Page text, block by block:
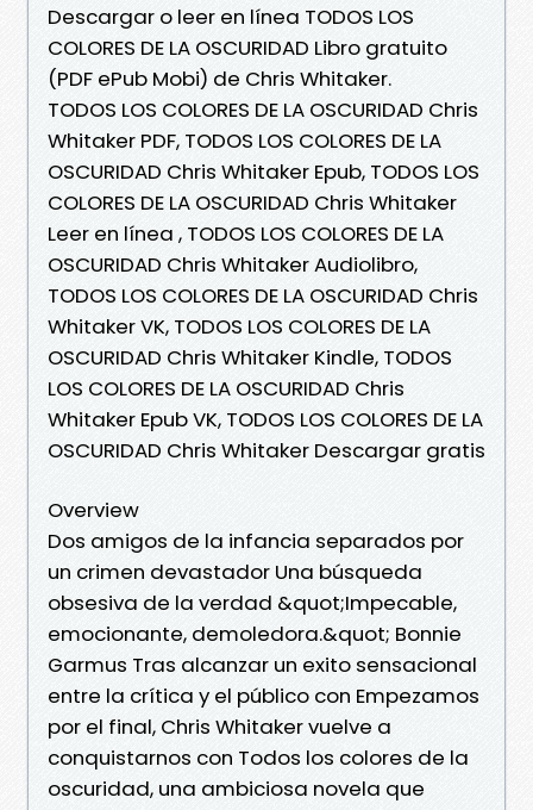
Descargar o leer en línea TODOS LOS
COLORES DE LA OSCURIDAD Libro gratuito
(PDF ePub Mobi) de Chris Whitaker.
TODOS LOS COLORES DE LA OSCURIDAD Chris
Whitaker PDF, TODOS LOS COLORES DE LA
OSCURIDAD Chris Whitaker Epub, TODOS LOS
COLORES DE LA OSCURIDAD Chris Whitaker
Leer en línea , TODOS LOS COLORES DE LA
OSCURIDAD Chris Whitaker Audiolibro,
TODOS LOS COLORES DE LA OSCURIDAD Chris
Whitaker VK, TODOS LOS COLORES DE LA
OSCURIDAD Chris Whitaker Kindle, TODOS
LOS COLORES DE LA OSCURIDAD Chris
Whitaker Epub VK, TODOS LOS COLORES DE LA
OSCURIDAD Chris Whitaker Descargar gratis
Overview
Dos amigos de la infancia separados por
un crimen devastador Una búsqueda
obsesiva de la verdad &quot;Impecable,
emocionante, demoledora.&quot; Bonnie
Garmus Tras alcanzar un exito sensacional
entre la crítica y el público con Empezamos
por el final, Chris Whitaker vuelve a
conquistarnos con Todos los colores de la
oscuridad, una ambiciosa novela que